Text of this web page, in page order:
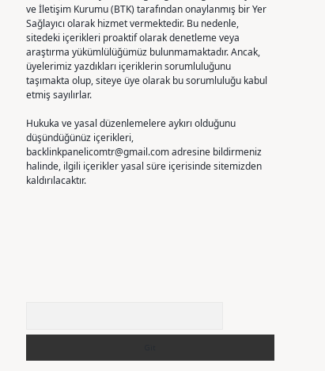
ve İletişim Kurumu (BTK) tarafından onaylanmış bir Yer
Sağlayıcı olarak hizmet vermektedir. Bu nedenle,
sitedeki içerikleri proaktif olarak denetleme veya
araştırma yükümlülüğümüz bulunmamaktadır. Ancak,
üyelerimiz yazdıkları içeriklerin sorumluluğunu
taşımakta olup, siteye üye olarak bu sorumluluğu kabul
etmiş sayılırlar.
Hukuka ve yasal düzenlemelere aykırı olduğunu
düşündüğünüz içerikleri,
backlinkpanelicomtr@gmail.comadresine bildirmeniz
halinde, ilgili içerikler yasal süre içerisinde sitemizden
kaldırılacaktır.